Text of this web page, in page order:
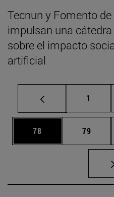
Tecnun y Fomento
impulsan una
sobre el impacto
artificial
Página
1
Página
78 Página
79